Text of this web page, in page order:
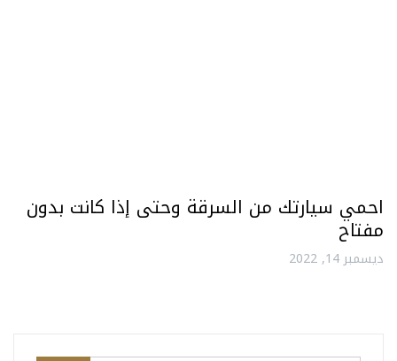
احمي سيارتك من السرقة وحتى إذا كانت بدون
مفتاح
ديسمبر 14, 2022